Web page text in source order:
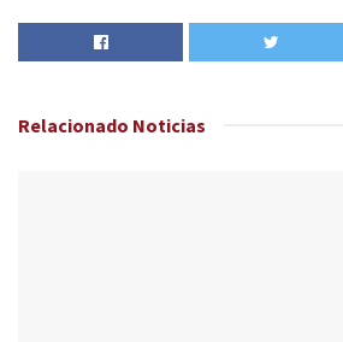
Relacionado Noticias